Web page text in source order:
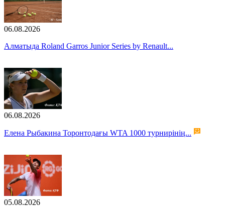
06.08.2026
Алматыда Roland Garros Junior Series by Renault...
06.08.2026
Елена Рыбакина Торонтодағы WTA 1000 турнирінің...
05.08.2026